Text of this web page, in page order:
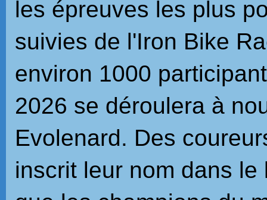
les épreuves les plus
suivies de l'Iron Bike
environ 1000
2026 se déroulera à
Evolenard. Des
inscrit leur nom dans